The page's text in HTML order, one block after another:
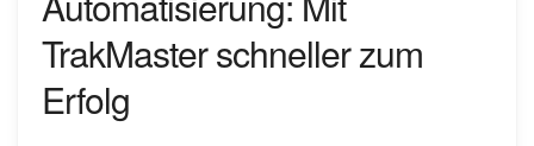
TrakMaster schneller zum
Erfolg